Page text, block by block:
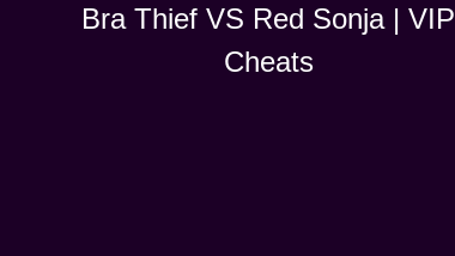
Bra Thief VS Red Sonja | VIP
Cheats